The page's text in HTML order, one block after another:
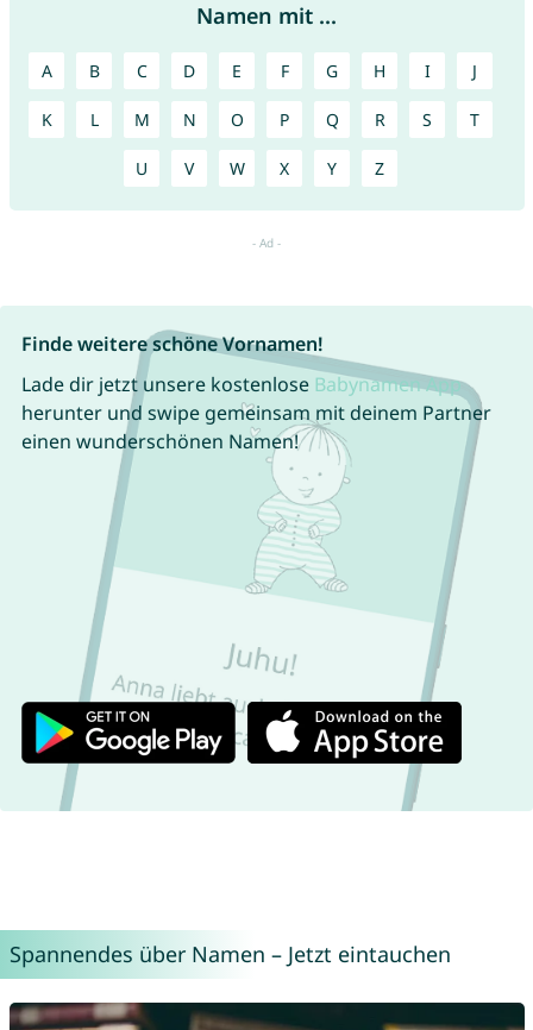
Namen mit ...
A B C D E F G H I J
K L M N O P Q R S T
U V W X Y Z
Finde weitere schöne Vornamen!
Lade dir jetzt unsere kostenlose Babynamen App
herunter und swipe gemeinsam mit deinem Partner
einen wunderschönen Namen!
Spannendes über Namen – Jetzt eintauchen